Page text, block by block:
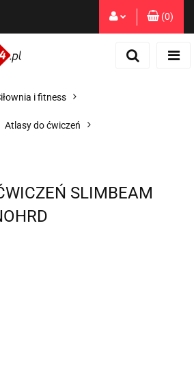
Dodaj zgłoszenie
(0)
i fitness
Atlasy do ćwiczeń
SLIMBEAM